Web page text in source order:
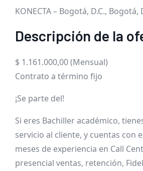
KONECTA – Bogotá, D.C., Bogotá,
Descripción de la
$ 1.161.000,00 (Mensual)
Contrato a término fijo
¡Se parte del!
Si eres Bachiller académico,
servicio al cliente, y cuentas con
meses de experiencia en Call
presencial ventas, retención,